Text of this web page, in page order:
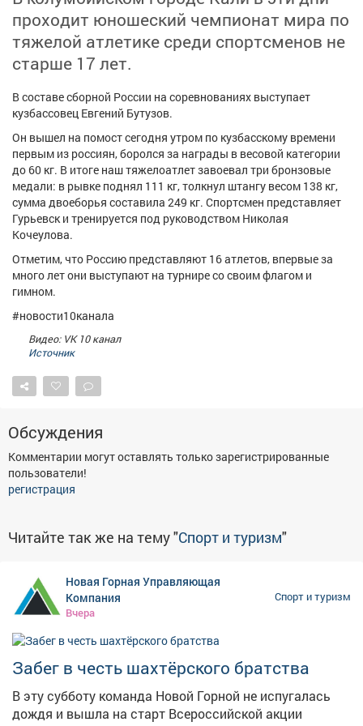
Обучение
Товары Поздравления Погода
ТВ программа Я - пенсионер
проходит юношеский чемпионат мира по
тяжелой атлетике среди спортсменов не
старше 17 лет.
В составе сборной России на соревнованиях выступает
кузбассовец Евгений Бутузов.
Он вышел на помост сегодня утром по кузбасскому времени
первым из россиян, боролся за награды в весовой категории
до 60 кг. В итоге наш тяжелоатлет завоевал три бронзовые
медали: в рывке поднял 111 кг, толкнул штангу весом 138 кг,
сумма двоеборья составила 249 кг. Спортсмен представляет
Гурьевск и тренируется под руководством Николая
Кочеулова.
Отметим, что Россию представляют 16 атлетов, впервые за
много лет они выступают на турнире со своим флагом и
гимном.
#новости10канала
Видео: VK 10 канал
Источник
Обсуждения
Комментарии могут оставлять только зарегистрированные
пользователи!
регистрация
Читайте так же на тему "Спорт и туризм"
Новая Горная Управляющая
Компания
Вчера
Спорт и туризм
Забег в честь шахтёрского братства
В эту субботу команда Новой Горной не испугалась
дождя и вышла на старт Всероссийской акции